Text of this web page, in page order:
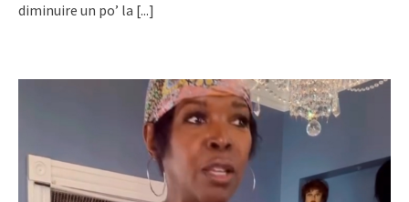
diminuire un po’ la [...]